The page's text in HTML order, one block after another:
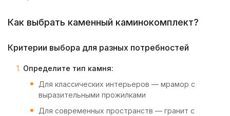
Как выбрать каменный каминокомплект?
Критерии выбора для разных потребностей
Определите тип камня:
Для классических интерьеров — мрамор с
выразительными прожилками
Для современных пространств — гранит с